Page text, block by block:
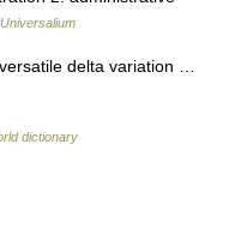
Universalium
delta variation …
dictionary